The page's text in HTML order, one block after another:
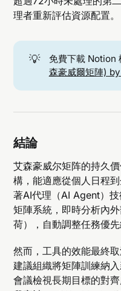
理者重新評估資源配置。
💡 免費下載 Notion
森豪威爾矩陣)
結論
艾森豪威尔矩阵的持久
構，能適應從個人日程
著AI代理（AI Agent）
矩陣系統，即時分析內
荷），自動調整任務優
然而，工具的效能最終
建議組織將矩陣訓練納
會議檢視長期目標的對